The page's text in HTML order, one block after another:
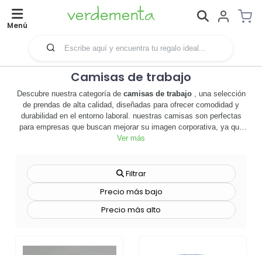
Menú
Camisas de trabajo
Descubre nuestra categoría de camisas de trabajo, una selección
de prendas de alta calidad, diseñadas para ofrecer comodidad y
durabilidad en el entorno laboral. nuestras camisas son perfectas
para empresas que buscan mejorar su imagen corporativa, ya que
pueden ser personalizadas con el logotipo o el mensaje de tu
profesional en todo momento. además, ofrecemos una amplia gama
de tallas y colores, para que puedas elegir la opción que mejor se
adapte a tu equipo. 💼 lascamisas de trabajo
herramienta de merchandising efectiva, sino que también aportan un
Ver más
Filtrar
Precio más bajo
Precio más alto